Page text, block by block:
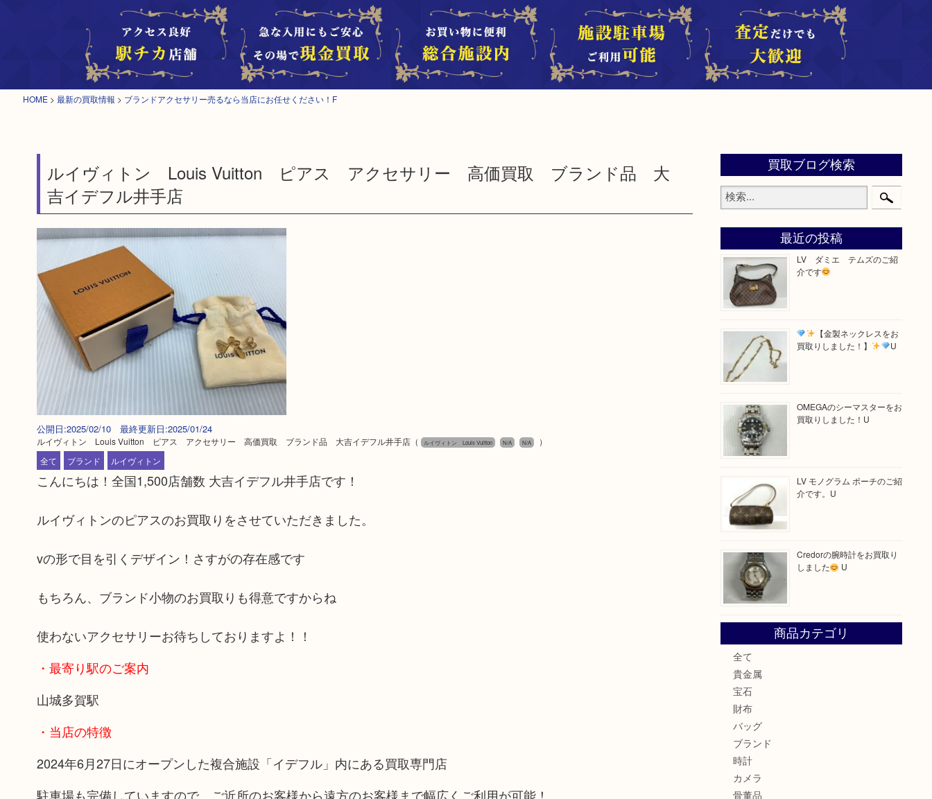
HOME > 最新の買取情報 > ブランドアクセサリー売るなら当店にお任せください！F
ルイヴィトン Louis Vuitton ピアス アクセサリー 高価買取 ブランド品 大
吉イデフル井手店
公開日:2025/02/10 最終更新日:2025/01/24
ルイヴィトン Louis Vuitton ピアス アクセサリー 高価買取 ブランド品 大吉イデフル井手店（ ルイヴィトン Louis Vuitton N/A N/A
）
全て
ブランド ルイヴィトン
こんにちは！全国1,500店舗数 大吉イデフル井手店です！
ルイヴィトンのピアスのお買取りをさせていただきました。
vの形で目を引くデザイン！さすがの存在感です
もちろん、ブランド小物のお買取りも得意ですからね
使わないアクセサリーお待ちしておりますよ！！
・最寄り駅のご案内
山城多賀駅
・当店の特徴
2024年6月27日にオープンした複合施設「イデフル」内にある買取専門店
駐車場も完備していますので、ご近所のお客様から遠方のお客様まで幅広くご利用が可能！
買取ブログ検索
最近の投稿
LV ダミエ テムズのご紹
介です
【金製ネックレスをお
買取りしました！】
U
OMEGAのシーマスターをお
買取りしました！U
LV モノグラム ポーチのご紹
介です。U
Credorの腕時計をお買取り
しました
U
商品カテゴリ
全て
貴金属
宝石
財布
バッグ
ブランド
時計
カメラ
骨董品